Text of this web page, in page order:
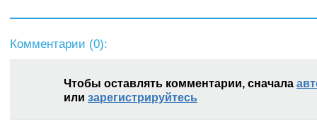
Комментарии (0):
Чтобы оставлять комментарии, сначала
или зарегистрируйтесь